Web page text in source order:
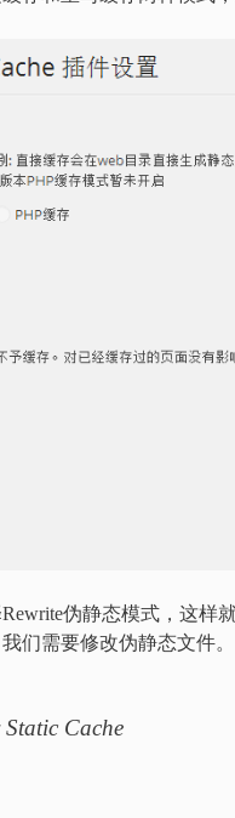
伪静态模式，这样
们需要修改伪静态文件。
Cache